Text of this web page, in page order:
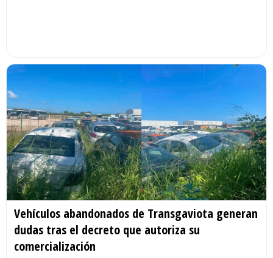
Vehículos abandonados de Transgaviota generan
dudas tras el decreto que autoriza su
comercialización